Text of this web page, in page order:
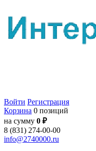
Войти Регистрация
Корзина 0 позиций
на сумму 0 ₽
8 (831) 274-00-00
info@2740000.ru